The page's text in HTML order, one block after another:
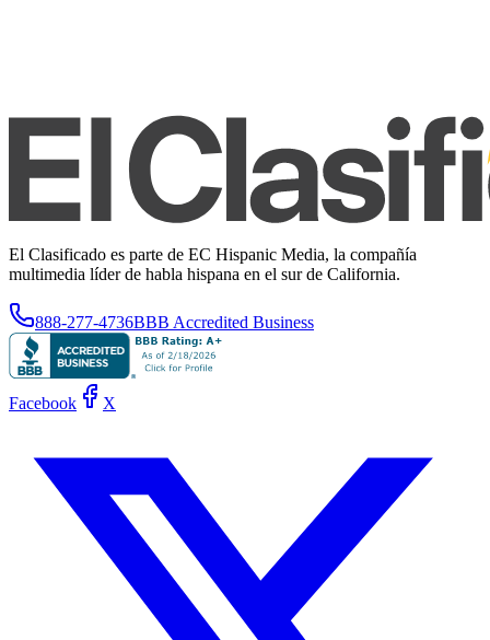
El Clasificado es parte de EC Hispanic Media, la compañía
multimedia líder de habla hispana en el sur de California.
888-277-4736BBB Accredited Business
Facebook X